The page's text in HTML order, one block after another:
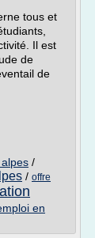
tous et
Il est
de
de
/
/ offre
en